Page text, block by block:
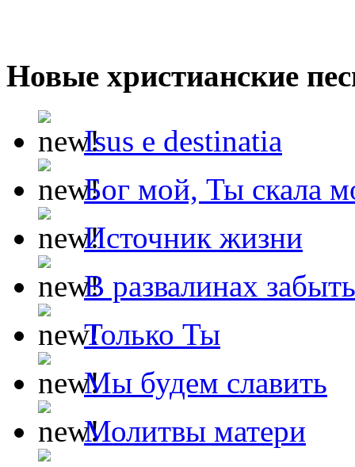
Новые христианские
Isus e destinatia
Бог мой, Ты скала
Источник жизни
В развалинах
Только Ты
Мы будем славить
Молитвы матери